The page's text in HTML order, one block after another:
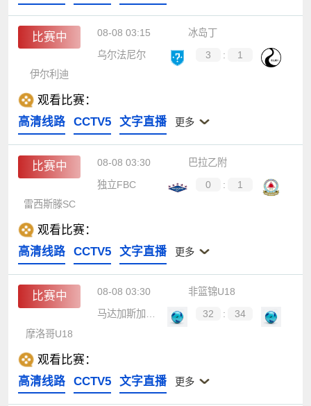
比赛中 08-08 03:15
冰岛丁
乌尔法尼尔
3 :
1
伊尔利迪
观看比赛：
高清线路
CCTV5 文字直播 更多
比赛中 08-08 03:30
巴拉乙附
独立FBC
0 :
1
雷西斯滕SC
观看比赛：
高清线路
CCTV5 文字直播 更多
比赛中 08-08 03:30
非篮锦U18
马达加斯加U18
32 :
34
摩洛哥U18
观看比赛：
高清线路
CCTV5 文字直播 更多